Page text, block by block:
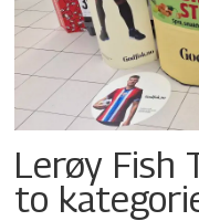
Lerøy Fish
to